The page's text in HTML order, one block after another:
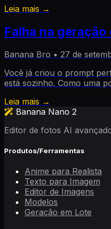
Leia mais →
Falha na
Banana Bro • 27 de
Você já criou o prompt
está sozinho. Como uma
Leia mais →
Banana Nano 2
Editor de fotos AI
Produtos/Ferramentas
Anime para Realista
Texto para Imagem
Editor de Imagens
Modelos
Geração em Lote